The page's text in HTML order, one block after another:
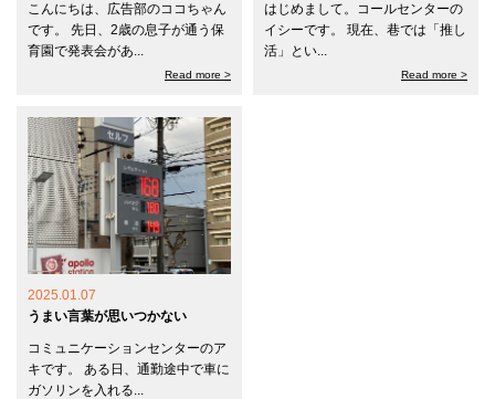
こんにちは、広告部のココちゃん
です。 先日、2歳の息子が通う保
育園で発表会があ...
Read more >
はじめまして。コールセンターの
イシーです。 現在、巷では「推し
活」とい...
Read more >
2025.01.07
うまい言葉が思いつかない
コミュニケーションセンターのア
キです。 ある日、通勤途中で車に
ガソリンを入れる...